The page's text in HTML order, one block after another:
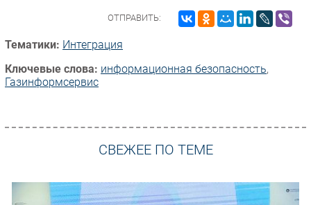
ОТПРАВИТЬ:
Тематики: Интеграция
Ключевые слова: информационная безопасность,
Газинформсервис
СВЕЖЕЕ ПО ТЕМЕ